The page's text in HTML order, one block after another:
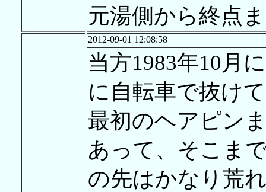
元湯側から終点
2012-09-01 12:08:58
当方1983年10月
に自転車で抜け
最初のヘアピン
あって、そこま
の先はかなり荒